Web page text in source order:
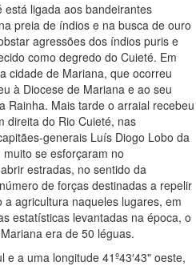
está ligada aos bandeirantes
preia de índios e na busca de ouro
agressões dos índios puris e
como degredo do Cuieté. Em
cidade de Mariana, que ocorreu
à Diocese de Mariana e ao seu
Rainha. Mais tarde o arraial recebeu
direita do Rio Cuieté, nas
generais Luís Diogo Lobo da
se esforçaram no
estradas, no sentido da
de forças destinadas a repelir
agricultura naqueles lugares, em
estatísticas levantadas na época, o
era de 50 léguas.
a uma longitude 41º43′43" oeste,